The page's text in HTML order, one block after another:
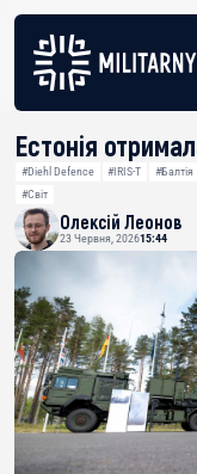
Естонія
#Diehl Defence #IRIS-T #Балтія
#Світ
Олексій Леонов
23 Червня, 202615:44